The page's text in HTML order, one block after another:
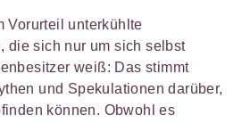
Vorurteil unterkühlte
die sich nur um sich selbst
weiß: Das stimmt
und Spekulationen darüber,
können. Obwohl es